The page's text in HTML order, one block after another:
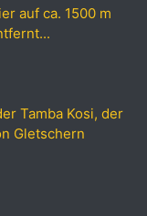
auf ca. 1500 m
Tamba Kosi, der
Gletschern